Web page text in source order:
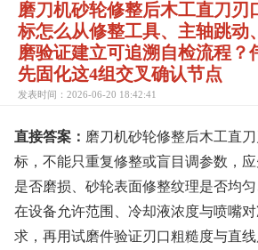
磨刀机砂轮修整后木工直刀刃
标怎么从修整工具、主轴跳动
磨验证建立可追溯自检流程？
先固化这4组交叉确认节点
发表时间：2026-06-20 18:42:41
直接答案： 磨刀机砂轮修整后木工直
标，不能只重复修整或盲目调参数，
是否磨损、砂轮表面修整纹理是否均
在设备允许范围、冷却液浓度与喷嘴
求，再用试磨件验证刃口粗糙度与直